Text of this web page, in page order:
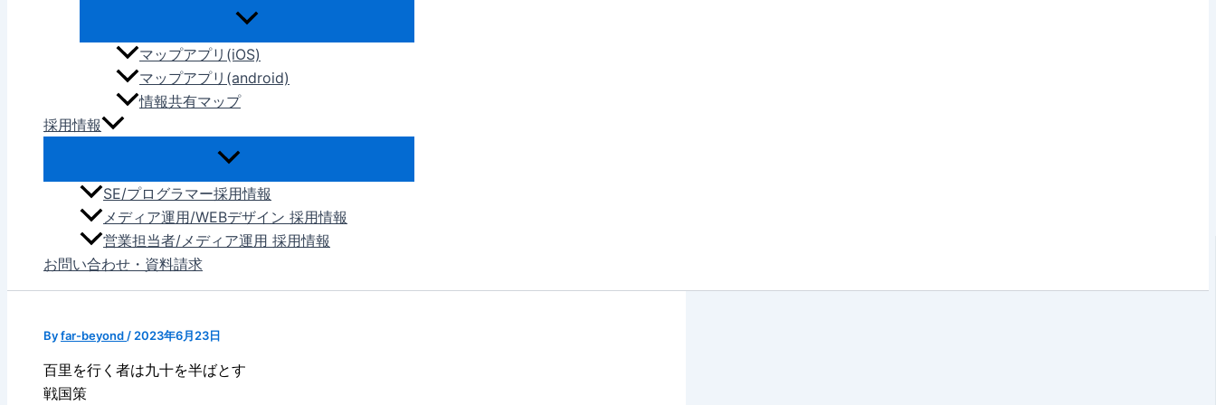
マップアプリ(iOS)
マップアプリ(android)
情報共有マップ
採用情報
SE/プログラマー採用情報
メディア運用/WEBデザイン 採用情報
営業担当者/メディア運用 採用情報
お問い合わせ・資料請求
Byfar-beyond / 2023年6月23日
百里を行く者は九十を半ばとす
戦国策